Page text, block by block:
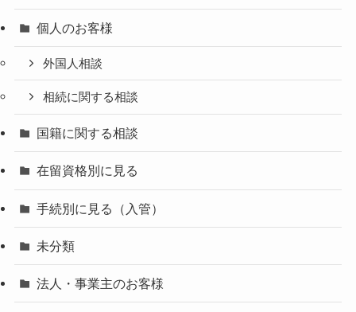
個人のお客様
外国人相談
相続に関する相談
国籍に関する相談
在留資格別に見る
手続別に見る（入管）
未分類
法人・事業主のお客様